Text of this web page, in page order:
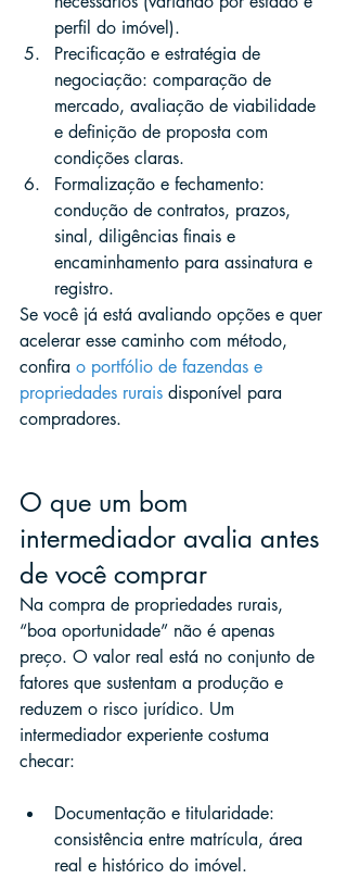
perfil do imóvel).
Precificação e estratégia de
negociação: comparação de
mercado, avaliação de viabilidade
e definição de proposta com
condições claras.
Formalização e fechamento:
condução de contratos, prazos,
sinal, diligências finais e
encaminhamento para assinatura e
registro.
Se você já está avaliando opções e quer
acelerar esse caminho com método,
confira o portfólio de fazendas e
propriedades rurais disponível para
compradores.
O que um bom
intermediador avalia antes
de você comprar
Na compra de propriedades rurais,
“boa oportunidade” não é apenas
preço. O valor real está no conjunto de
fatores que sustentam a produção e
reduzem o risco jurídico. Um
intermediador experiente costuma
checar:
Documentação e titularidade:
consistência entre matrícula, área
real e histórico do imóvel.